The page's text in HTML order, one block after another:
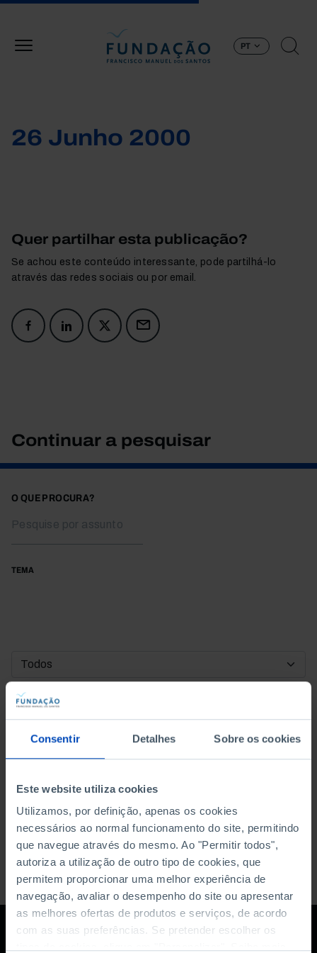
Consentir Detalhes Sobre os cookies
Este website utiliza cookies
Utilizamos, por definição, apenas os cookies
necessários ao normal funcionamento do site, permitindo
que navegue através do mesmo. Ao "Permitir todos",
autoriza a utilização de outro tipo de cookies, que
permitem proporcionar uma melhor experiência de
navegação, avaliar o desempenho do site ou apresentar
as melhores ofertas de produtos e serviços, de acordo
com as suas preferências. Se pretender escolher os
PT
26 Junho 2000
Quer partilhar esta publicação?
Se achou este conteúdo interessante, pode partilhá-lo
através das redes sociais ou por email.
Continuar a pesquisar
O QUE PROCURA?
TEMA
DATA DE INÍCIO
DATA DE FIM